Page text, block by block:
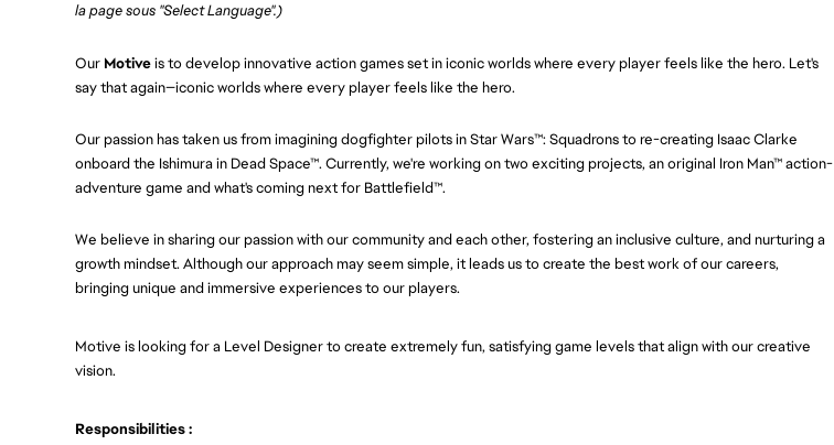
la page sous "Select Language".)
Our Motiveis to develop innovative action games set in iconic worlds where every player feels like the hero. Let's
say that again—iconic worlds where every player feels like the hero.
Our passion has taken us from imagining dogfighter pilots in Star Wars™: Squadrons to re-creating Isaac Clarke
onboard the Ishimura in Dead Space™. Currently, we're working on two exciting projects, an original Iron Man™ action-
adventure game and what's coming next for Battlefield™.
We believe in sharing our passion with our community and each other, fostering an inclusive culture, and nurturing a
growth mindset. Although our approach may seem simple, it leads us to create the best work of our careers,
bringing unique and immersive experiences to our players.
Motive is looking for a Level Designer to create extremely fun, satisfying game levels that align with our creative
vision.
Responsibilities :